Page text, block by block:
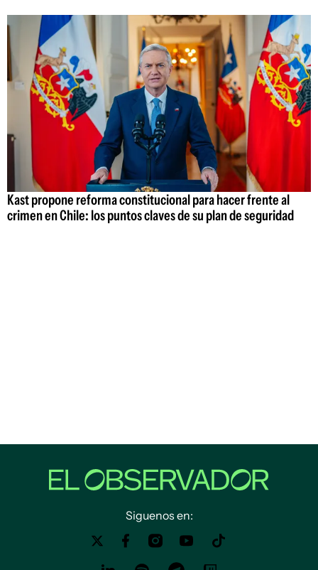
Kast propone reforma constitucional para hacer frente al
crimen en Chile: los puntos claves de su plan de seguridad
Siguenos en: